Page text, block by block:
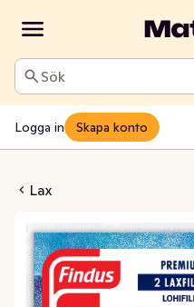
Sök
Logga in Skapa konto
Lax
Fryst ASC 2x125g